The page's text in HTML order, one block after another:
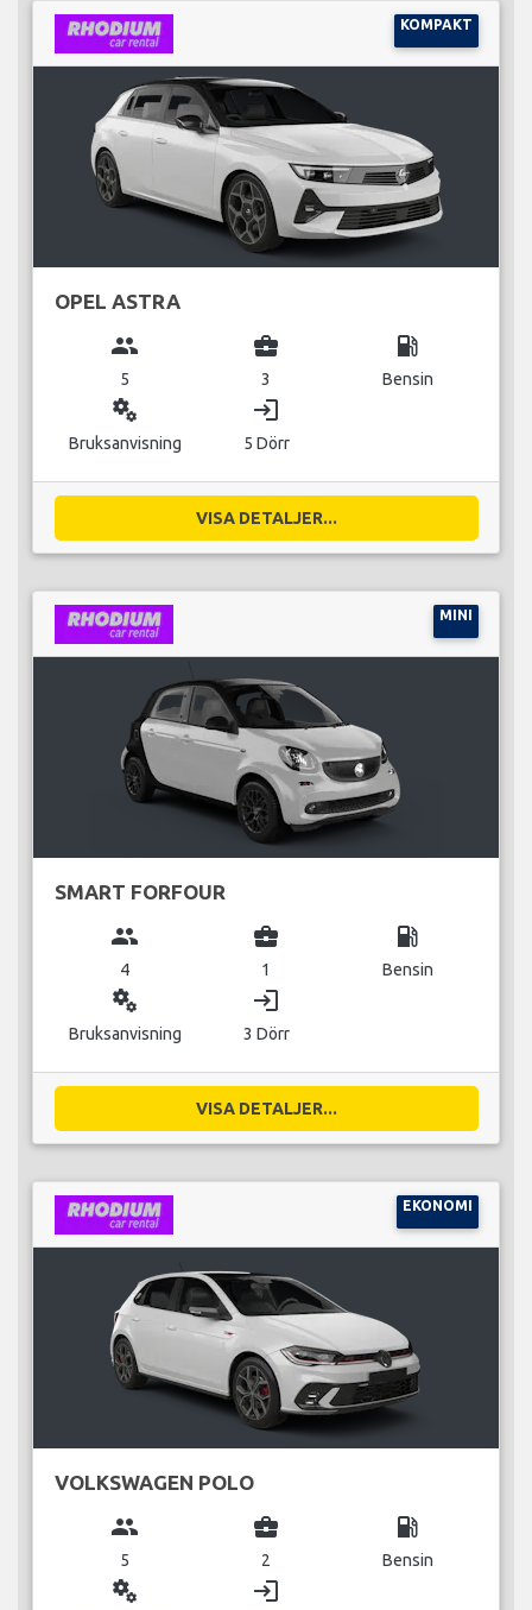
KOMPAKT
OPEL ASTRA
group
5
business_center
3
local_gas_station
Bensin
miscellaneous_services
Bruksanvisning
login
5 Dörr
VISA DETALJER...
MINI
SMART FORFOUR
group
4
business_center
1
local_gas_station
Bensin
miscellaneous_services
Bruksanvisning
login
3 Dörr
VISA DETALJER...
EKONOMI
VOLKSWAGEN POLO
group
5
business_center
2
local_gas_station
Bensin
miscellaneous_services login